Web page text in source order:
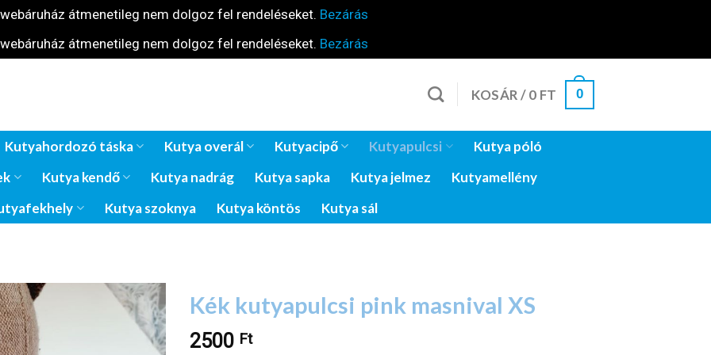
átmenetileg nem dolgoz fel rendeléseket. Bezárás
átmenetileg nem dolgoz fel rendeléseket. Bezárás
KOSÁR /0 FT 0
Kutyahordozó táska Kutya overál Kutyacipő Kutyapulcsi
Kutya póló
Kutya kendő Kutya nadrág Kutya sapka Kutya jelmez
Kutyamellény
Kutya szoknya Kutya köntös Kutya sál
Kék kutyapulcsi pink masnival XS
2500 Ft